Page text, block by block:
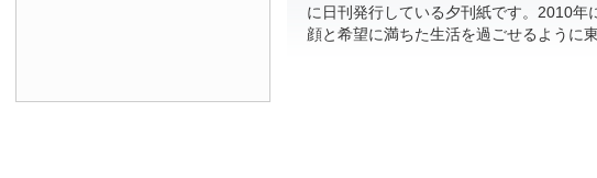
に日刊発行している夕刊紙です。2010
顔と希望に満ちた生活を過ごせるように